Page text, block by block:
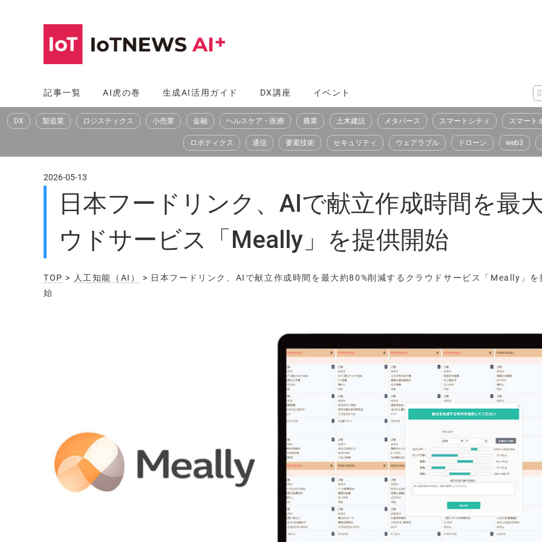
へ
ス
記事一覧 AI虎の巻 生成AI活用ガイド DX講座 イベント
DX 製造業 ロジスティクス 小売業 金融 ヘルスケア・医療 農業 土木建設 メタバース スマートシティ スマート
ロボティクス 通信 要素技術 セキュリティ ウェアラブル ドローン web3
2026-05-13
日本フードリンク、AIで献立作成時間を最
ウドサービス「Meally」を提供開始
TOP > 人工知能（AI）
> 日本フードリンク、AIで献立作成時間を最大約80%削減するクラウドサービス「Meally」を
始